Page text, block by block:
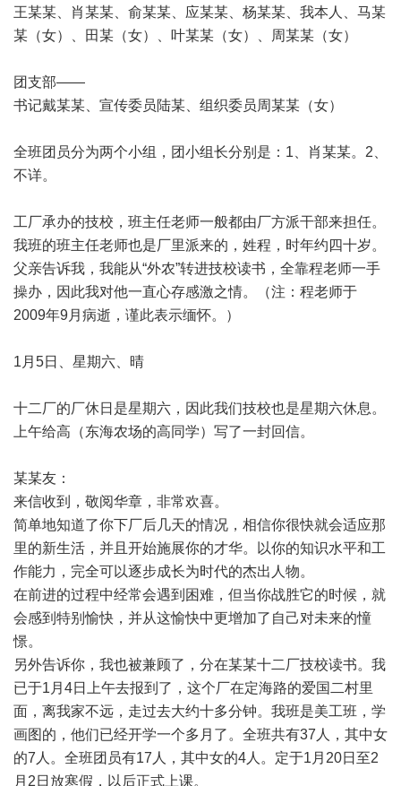
王某某、肖某某、俞某某、应某某、杨某某、我本人、马某
某（女）、田某（女）、叶某某（女）、周某某（女）
团支部——
书记戴某某、宣传委员陆某、组织委员周某某（女）
全班团员分为两个小组，团小组长分别是：1、肖某某。2、
不详。
工厂承办的技校，班主任老师一般都由厂方派干部来担任。
我班的班主任老师也是厂里派来的，姓程，时年约四十岁。
父亲告诉我，我能从“外农”转进技校读书，全靠程老师一手
操办，因此我对他一直心存感激之情。（注：程老师于
2009年9月病逝，谨此表示缅怀。）
1月5日、星期六、晴
十二厂的厂休日是星期六，因此我们技校也是星期六休息。
上午给高（东海农场的高同学）写了一封回信。
某某友：
来信收到，敬阅华章，非常欢喜。
简单地知道了你下厂后几天的情况，相信你很快就会适应那
里的新生活，并且开始施展你的才华。以你的知识水平和工
作能力，完全可以逐步成长为时代的杰出人物。
在前进的过程中经常会遇到困难，但当你战胜它的时候，就
会感到特别愉快，并从这愉快中更增加了自己对未来的憧
憬。
另外告诉你，我也被兼顾了，分在某某十二厂技校读书。我
已于1月4日上午去报到了，这个厂在定海路的爱国二村里
面，离我家不远，走过去大约十多分钟。我班是美工班，学
画图的，他们已经开学一个多月了。全班共有37人，其中女
的7人。全班团员有17人，其中女的4人。定于1月20日至2
月2日放寒假，以后正式上课。